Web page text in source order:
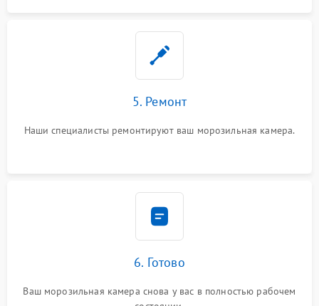
5. Ремонт
Наши специалисты ремонтируют ваш морозильная камера.
6. Готово
Ваш морозильная камера снова у вас в полностью рабочем